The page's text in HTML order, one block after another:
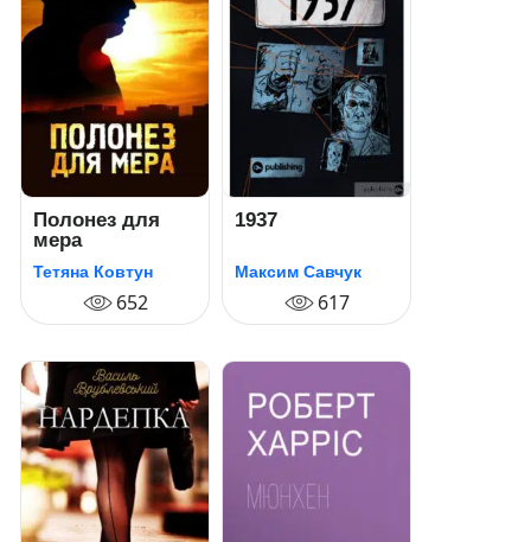
Полонез для
мера
Тетяна Ковтун
652
1937
Максим Савчук
617